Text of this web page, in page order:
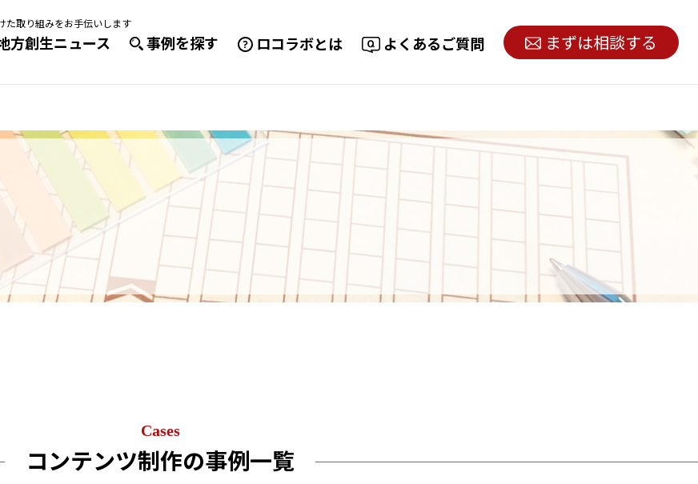
た取り組みをお手伝いします
方創生ニュース 事例を探す ロコラボとは よくあるご質問 まずは相談する
Cases
コンテンツ制作の事例一覧